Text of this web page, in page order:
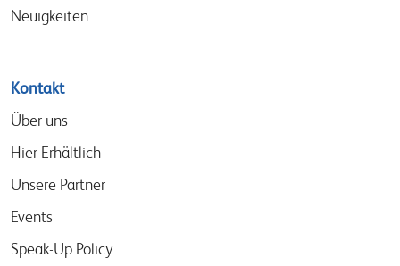
Neuigkeiten
Kontakt
Über uns
Hier Erhältlich
Unsere Partner
Events
Speak-Up Policy